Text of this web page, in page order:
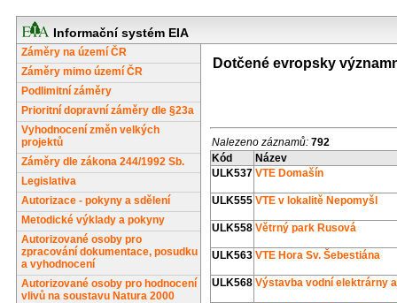
Informační systém EIA
Záměry na území ČR
Záměry mimo území ČR
Podlimitní záměry
Prioritní dopravní záměry dle §23a
Vyhodnocení změn velkých
projektů
Záměry dle zákona 244/1992 Sb.
Legislativa
Autorizace - pokyny a sdělení
Metodické výklady a pokyny
Autorizované osoby pro
zpracování dokumentace, posudku
a vyhodnocení
Autorizované osoby pro hodnocení
vlivů na soustavu Natura 2000
Dotčené evropsky
Nalezeno záznamů: 792
Kód
Název
ULK537 VTE Domašín
ULK555 VTE v lokalitě Nepomyšl
ULK558 Větrný park Rusová
ULK563 VTE Hora Sv. Šebestiána
ULK568 Výstavba vodní elektrárny